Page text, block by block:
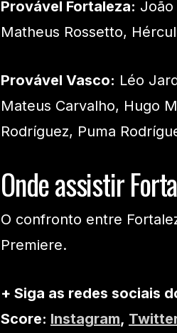
Provável Fortaleza: João
Matheus Rossetto,
Provável Vasco: Léo
Mateus Carvalho, Hugo
Rodríguez, Puma
Onde assistir
O confronto entre
Premiere.
+ Siga as redes sociais
Score: Instagram,